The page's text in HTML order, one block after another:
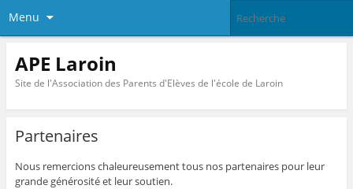
Menu
APE Laroin
Site de l'Association des Parents d'Elèves de l'école de Laroin
Partenaires
Nous remercions chaleureusement tous nos partenaires pour leur
grande générosité et leur soutien.